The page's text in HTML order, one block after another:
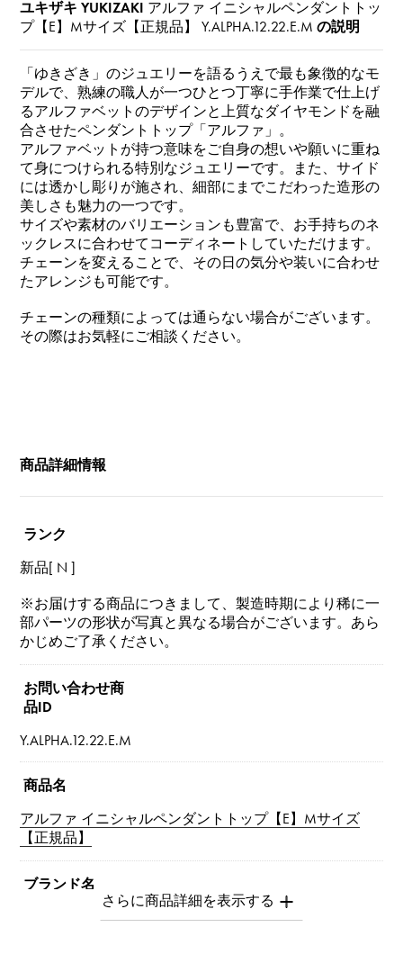
ユキザキ YUKIZAKI アルファ イニシャルペンダントトッ
プ【E】Mサイズ【正規品】
Y.ALPHA.12.22.E.M の説明
「ゆきざき」のジュエリーを語るうえで最も象徴的なモ
デルで、熟練の職人が一つひとつ丁寧に手作業で仕上げ
るアルファベットのデザインと上質なダイヤモンドを融
合させたペンダントトップ「アルファ」。
アルファベットが持つ意味をご自身の想いや願いに重ね
て身につけられる特別なジュエリーです。また、サイド
には透かし彫りが施され、細部にまでこだわった造形の
美しさも魅力の一つです。
サイズや素材のバリエーションも豊富で、お手持ちのネ
ックレスに合わせてコーディネートしていただけます。
チェーンを変えることで、その日の気分や装いに合わせ
たアレンジも可能です。
チェーンの種類によっては通らない場合がございます。
その際はお気軽にご相談ください。
商品詳細情報
ランク
新品[ N ]
※お届けする商品につきまして、製造時期により稀に一
部パーツの形状が写真と異なる場合がございます。あら
かじめご了承ください。
お問い合わせ商
品ID
Y.ALPHA.12.22.E.M
商品名
アルファ イニシャルペンダントトップ【E】Mサイズ
【正規品】
ブランド名